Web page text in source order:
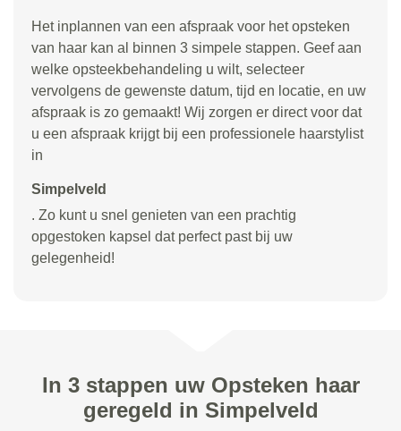
Het inplannen van een afspraak voor het opsteken
van haar kan al binnen 3 simpele stappen. Geef aan
welke opsteekbehandeling u wilt, selecteer
vervolgens de gewenste datum, tijd en locatie, en uw
afspraak is zo gemaakt! Wij zorgen er direct voor dat
u een afspraak krijgt bij een professionele haarstylist
in
Simpelveld
. Zo kunt u snel genieten van een prachtig
opgestoken kapsel dat perfect past bij uw
gelegenheid!
In 3 stappen uw Opsteken haar
geregeld in Simpelveld